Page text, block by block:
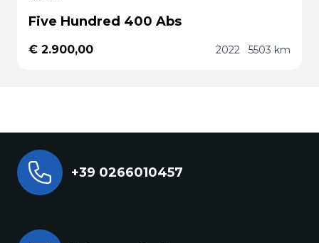
Five Hundred 400 Abs
€ 2.900,00 2022 5503 km
+39 0266010457